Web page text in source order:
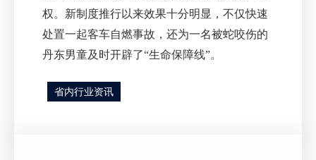
权。新制度推行以来效果十分明显，不仅快速
处置一起客车自燃事故，还为一名被蛇咬伤的
丹东男童及时开辟了“生命保障线”。
省内行业资讯